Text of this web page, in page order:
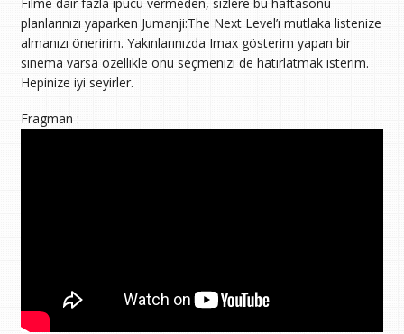
planlarınızı yaparken Jumanji:The Next Level’ı mutlaka listenize
almanızı öneririm. Yakınlarınızda Imax gösterim yapan bir
sinema varsa özellikle onu seçmenizi de hatırlatmak isterım.
Hepinize iyi seyirler.
Fragman :